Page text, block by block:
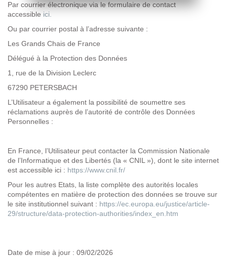
Par courrier électronique via le formulaire de contact
accessible ici.
Ou par courrier postal à l’adresse suivante :
Les Grands Chais de France
Délégué à la Protection des Données
1, rue de la Division Leclerc
67290 PETERSBACH
L’Utilisateur a également la possibilité de soumettre ses
réclamations auprès de l’autorité de contrôle des Données
Personnelles :
En France, l’Utilisateur peut contacter la Commission Nationale
de l’Informatique et des Libertés (la « CNIL »), dont le site internet
est accessible ici : https://www.cnil.fr/
Pour les autres Etats, la liste complète des autorités locales
compétentes en matière de protection des données se trouve sur
le site institutionnel suivant : https://ec.europa.eu/justice/article-
29/structure/data-protection-authorities/index_en.htm
Date de mise à jour : 09/02/2026